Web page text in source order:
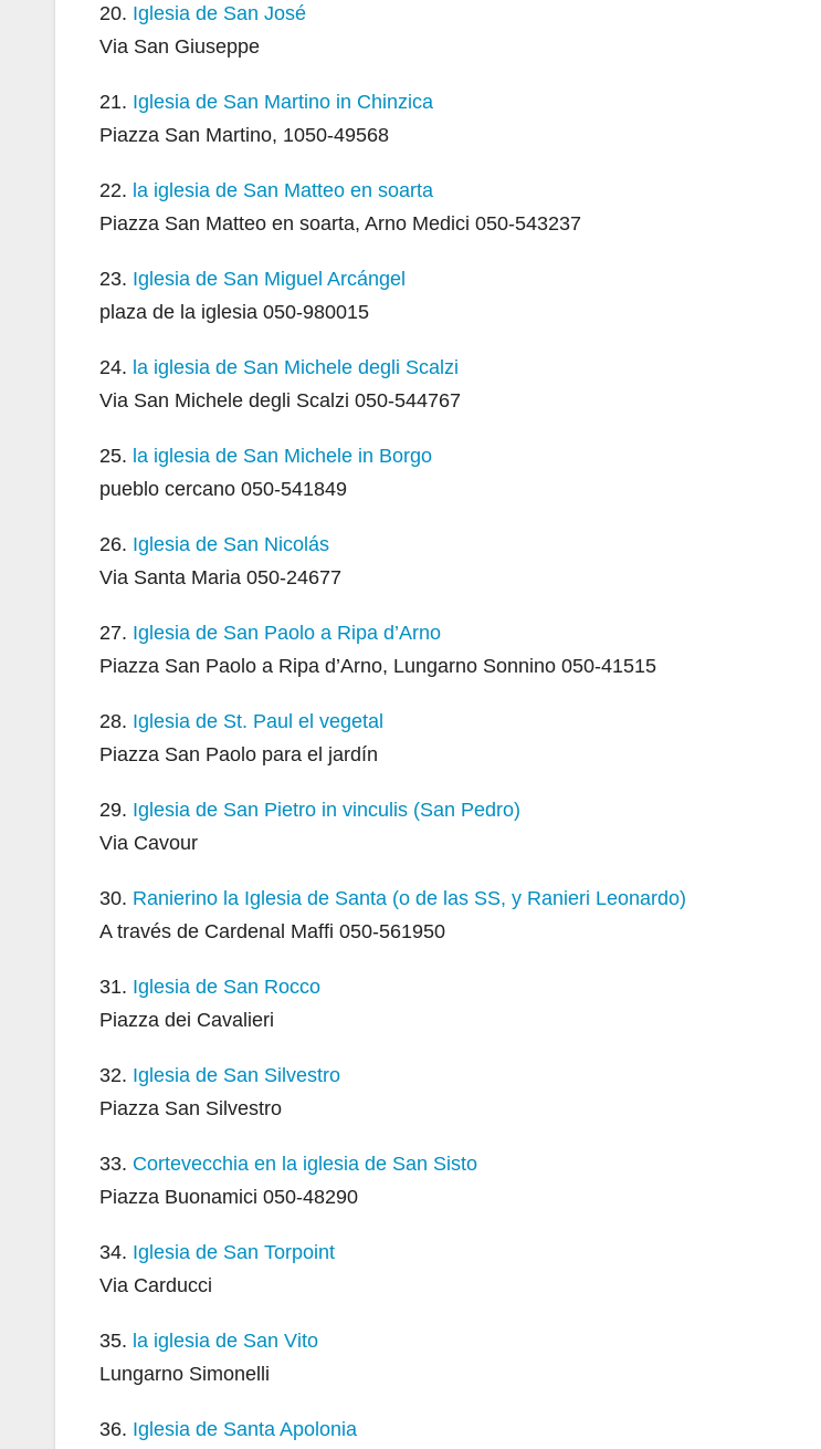
20. Iglesia de San José
Via San Giuseppe
21. Iglesia de San Martino in Chinzica
Piazza San Martino, 1050-49568
22. la iglesia de San Matteo en soarta
Piazza San Matteo en soarta, Arno Medici 050-543237
23. Iglesia de San Miguel Arcángel
plaza de la iglesia 050-980015
24. la iglesia de San Michele degli Scalzi
Via San Michele degli Scalzi 050-544767
25. la iglesia de San Michele in Borgo
pueblo cercano 050-541849
26. Iglesia de San Nicolás
Via Santa Maria 050-24677
27. Iglesia de San Paolo a Ripa d’Arno
Piazza San Paolo a Ripa d’Arno, Lungarno Sonnino 050-41515
28. Iglesia de St. Paul el vegetal
Piazza San Paolo para el jardín
29. Iglesia de San Pietro in vinculis (San Pedro)
Via Cavour
30. Ranierino la Iglesia de Santa (o de las SS, y Ranieri Leonardo)
A través de Cardenal Maffi 050-561950
31. Iglesia de San Rocco
Piazza dei Cavalieri
32. Iglesia de San Silvestro
Piazza San Silvestro
33. Cortevecchia en la iglesia de San Sisto
Piazza Buonamici 050-48290
34. Iglesia de San Torpoint
Via Carducci
35. la iglesia de San Vito
Lungarno Simonelli
36. Iglesia de Santa Apolonia